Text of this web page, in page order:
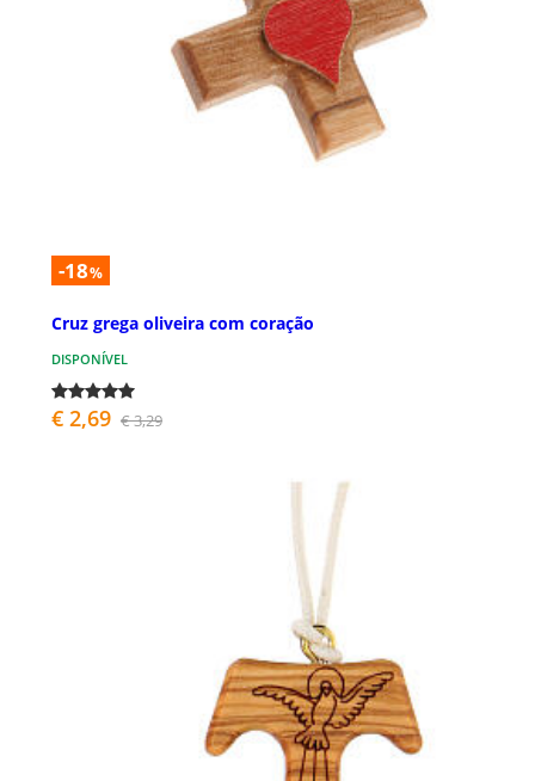
-18%
Cruz grega oliveira com coração
DISPONÍVEL
€ 2,69 € 3,29